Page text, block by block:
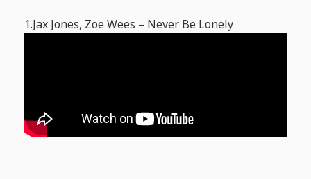
1.Jax Jones, Zoe Wees – Never Be Lonely